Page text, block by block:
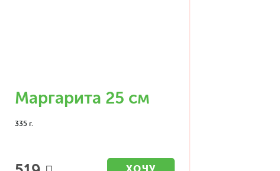
Маргарита 25 см
335 г.